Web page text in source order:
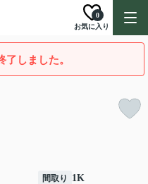
お気に入り
0
しました。
間取り 1K